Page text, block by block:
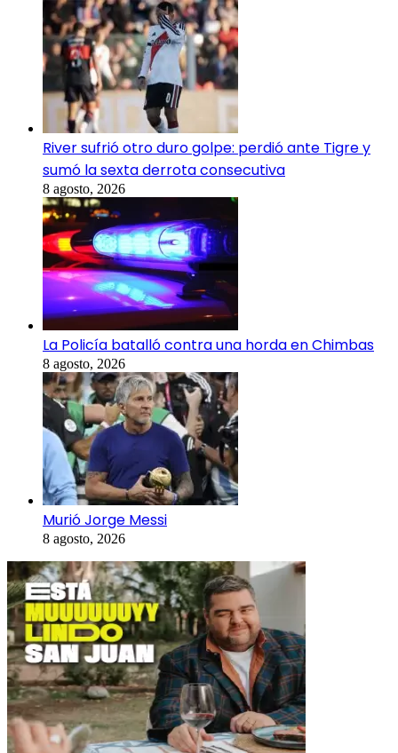
River sufrió otro duro golpe: perdió ante Tigre y
sumó la sexta derrota consecutiva
8 agosto, 2026
La Policía batalló contra una horda en Chimbas
8 agosto, 2026
Murió Jorge Messi
8 agosto, 2026